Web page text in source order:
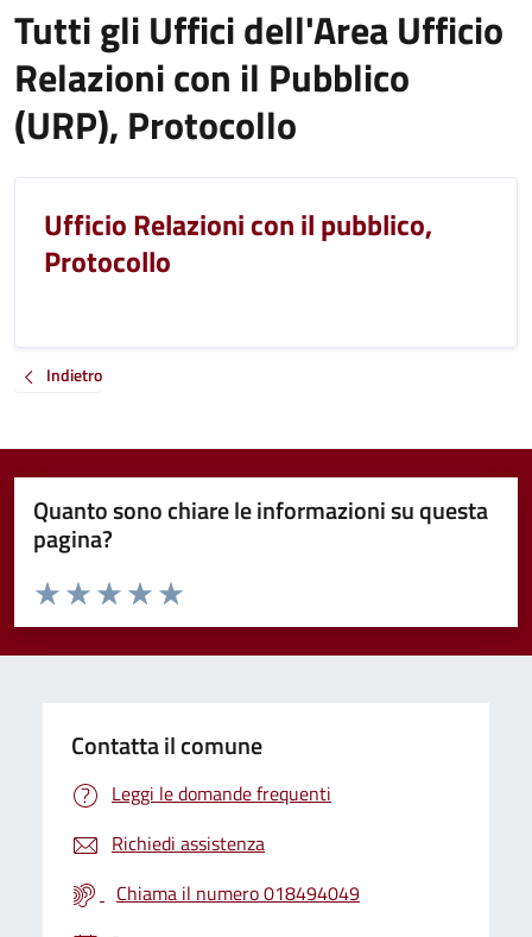
Tutti gli Uffici dell'Area Ufficio
Relazioni con il Pubblico
(URP), Protocollo
Ufficio Relazioni con il pubblico,
Protocollo
Indietro
Quanto sono chiare le informazioni su questa
pagina?
Valuta da 1 a 5 stelle la pagina
Valuta 5 stelle su 5
Valuta 4 stelle su 5
Valuta 3 stelle su 5
Valuta 2 stelle su 5
Valuta 1 stelle su 5
Contatta il comune
Leggi le domande frequenti
Richiedi assistenza
Chiama il numero 018494049